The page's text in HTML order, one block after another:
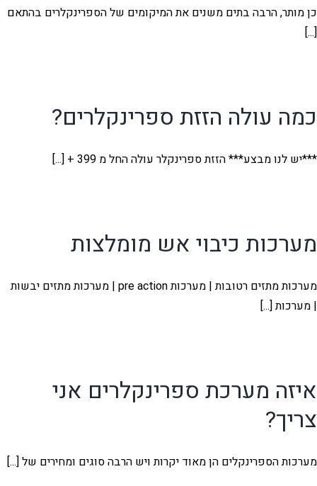
כן מותר, הרבה בתים משנים את המיקומים של הספרינקלרים בהתאם
[...]
כמה עולה הזזת ספרינקלרים?
***יש לנו מבצע*** הזזת ספרינקלר עולה החל מ 399 + [...]
מערכות כיבוי אש מומלצות
מערכות מתזים רטובות | מערכות pre action | מערכות מתזים יבשות
| מערכות [...]
איזה מערכת ספרינקלרים אני
צריך?
מערכות הספרינקלים הן מאוד יקרות ויש הרבה סוגים ומחירים של [...]